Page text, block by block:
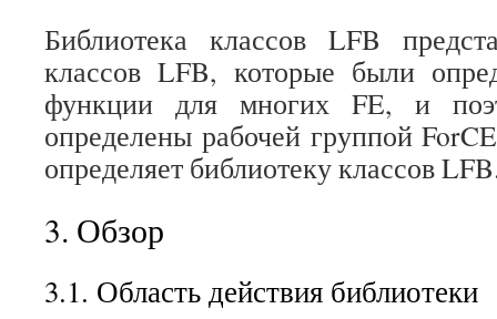
Библиотека классов LFB
классов LFB, которые были
функции для многих FE, и
определены рабочей группой
определяет библиотеку классов
3. Обзор
3.1. Область действия библиотеки